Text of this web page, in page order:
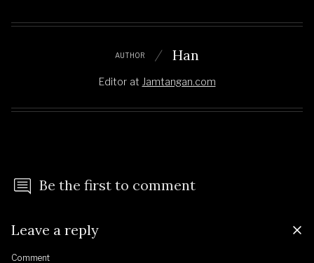
AUTHOR Han
Editor at Jamtangan.com
Be the first to comment
Leave a reply
Comment